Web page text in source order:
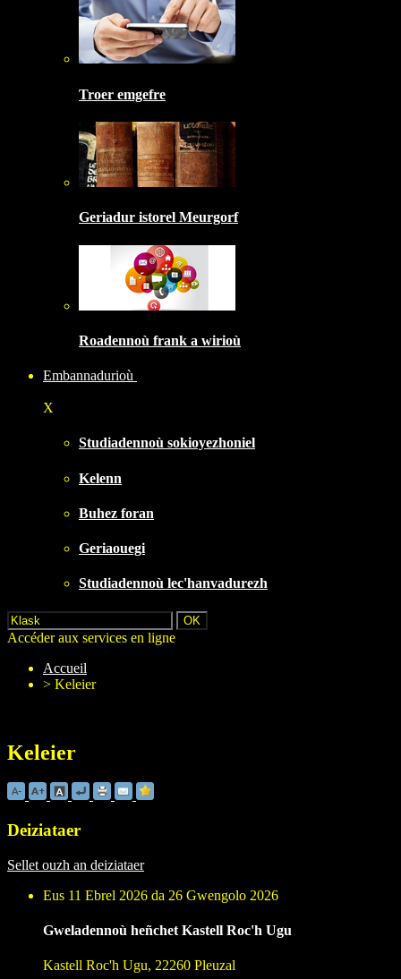
Troer emgefre
Geriadur istorel Meurgorf
Roadennoù frank a wirioù
Embannadurioù
X
Studiadennoù sokioyezhoniel
Kelenn
Buhez foran
Geriaouegi
Studiadennoù lec'hanvadurezh
Accéder aux services en ligne
Accueil
> Keleier
Keleier
Deiziataer
Sellet ouzh an deiziataer
Eus 11 Ebrel 2026 da 26 Gwengolo 2026
Gweladennoù heñchet Kastell Roc'h Ugu
Kastell Roc'h Ugu, 22260 Pleuzal